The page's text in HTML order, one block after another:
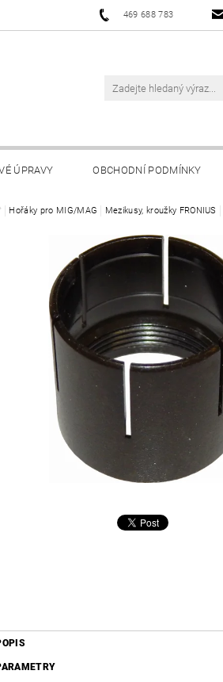
469 688 783
ÚPRAVY OBCHODNÍ PODMÍNKY
Hořáky pro MIG/MAG Mezikusy, kroužky FRONIUS